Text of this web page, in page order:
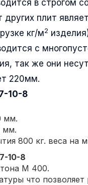
в строгом
плит
кг/м2
с
так же они
220мм.
10-8
мм.
мм.
800 кг. веса на м
10-8
М 400.
что позволяет